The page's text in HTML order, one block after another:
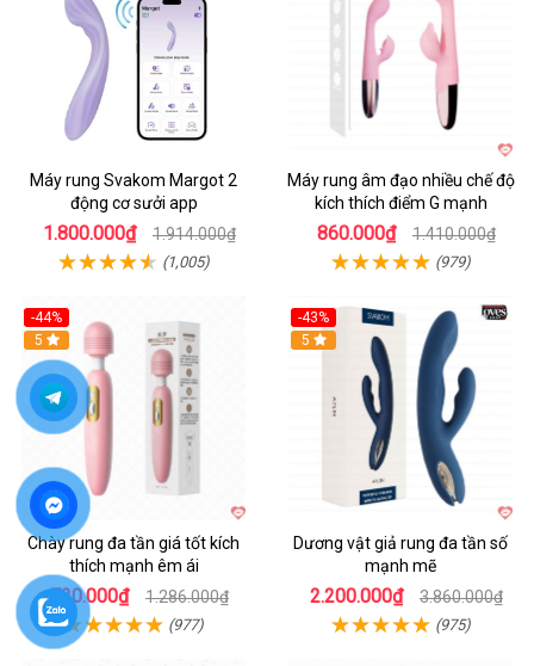
Máy rung Svakom Margot 2
động cơ sưởi app
1.800.000₫ 1.914.000₫
(1,005)
Máy rung âm đạo nhiều chế độ
kích thích điểm G mạnh
860.000₫ 1.410.000₫
(979)
-44%
Hot
5
Chày rung đa tần giá tốt kích
thích mạnh êm ái
720.000₫ 1.286.000₫
(977)
-43%
Hot
5
Dương vật giả rung đa tần số
mạnh mẽ
2.200.000₫ 3.860.000₫
(975)